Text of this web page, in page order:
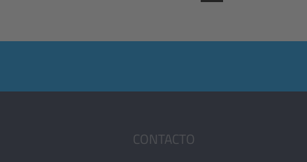
CONTACTO